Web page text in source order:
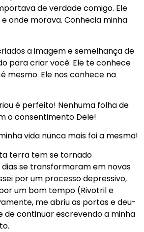
de verdade comigo. Ele
onde morava. Conhecia minha
a imagem e semelhança de
para criar você. Ele te conhece
mesmo. Ele nos conhece na
é perfeito! Nenhuma folha de
o consentimento Dele!
vida nunca mais foi a mesma!
terra tem se tornado
dias se transformaram em novas
por um processo depressivo,
um bom tempo (Rivotril e
me abriu as portas e deu-
de continuar escrevendo a minha